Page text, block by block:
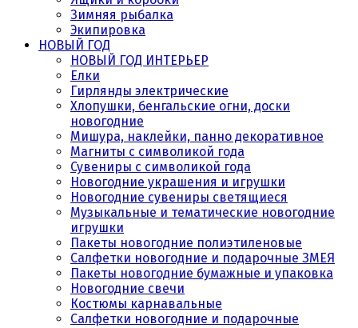
Зимняя рыбалка
Экипировка
НОВЫЙ ГОД
НОВЫЙ ГОД ИНТЕРЬЕР
Елки
Гирлянды электрические
Хлопушки, бенгальские огни, доски
новогодние
Мишура, наклейки, панно декоративное
Магниты с символикой года
Сувениры с символикой года
Новогодние украшения и игрушки
Новогодние сувениры светящиеся
Музыкальные и тематические новогодние
игрушки
Пакеты новогодние полиэтиленовые
Салфетки новогодние и подарочные ЗМЕЯ
Пакеты новогодние бумажные и упаковка
Новогодние свечи
Костюмы карнавальные
Салфетки новогодние и подарочные